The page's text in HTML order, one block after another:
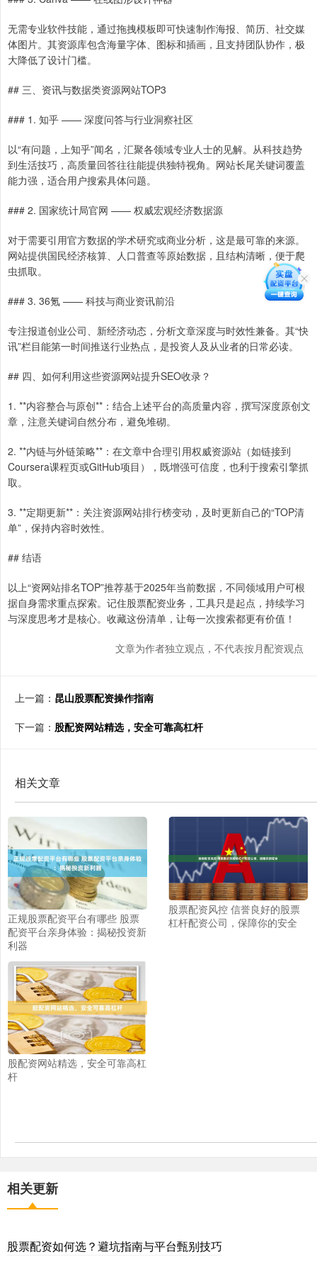
无需专业软件技能，通过拖拽模板即可快速制作海报、简历、社交媒
体图片。其资源库包含海量字体、图标和插画，且支持团队协作，极
大降低了设计门槛。
## 三、资讯与数据类资源网站TOP3
### 1. 知乎 —— 深度问答与行业洞察社区
以“有问题，上知乎”闻名，汇聚各领域专业人士的见解。从科技趋势
到生活技巧，高质量回答往往能提供独特视角。网站长尾关键词覆盖
能力强，适合用户搜索具体问题。
### 2. 国家统计局官网 —— 权威宏观经济数据源
对于需要引用官方数据的学术研究或商业分析，这是最可靠的来源。
网站提供国民经济核算、人口普查等原始数据，且结构清晰，便于爬
虫抓取。
### 3. 36氪 —— 科技与商业资讯前沿
专注报道创业公司、新经济动态，分析文章深度与时效性兼备。其“快
讯”栏目能第一时间推送行业热点，是投资人及从业者的日常必读。
## 四、如何利用这些资源网站提升SEO收录？
1. **内容整合与原创**：结合上述平台的高质量内容，撰写深度原创文
章，注意关键词自然分布，避免堆砌。
2. **内链与外链策略**：在文章中合理引用权威资源站（如链接到
Coursera课程页或GitHub项目），既增强可信度，也利于搜索引擎抓
取。
3. **定期更新**：关注资源网站排行榜变动，及时更新自己的“TOP清
单”，保持内容时效性。
## 结语
以上“资网站排名TOP”推荐基于2025年当前数据，不同领域用户可根
据自身需求重点探索。记住股票配资业务，工具只是起点，持续学习
与深度思考才是核心。收藏这份清单，让每一次搜索都更有价值！
文章为作者独立观点，不代表按月配资观点
上一篇： 昆山股票配资操作指南
下一篇： 股配资网站精选，安全可靠高杠杆
相关文章
正规股票配资平台有哪些 股票
配资平台亲身体验：揭秘投资新
利器
股票配资风控 信誉良好的股票
杠杆配资公司，保障你的安全
股配资网站精选，安全可靠高杠
杆
相关更新
股票配资如何选？避坑指南与平台甄别技巧